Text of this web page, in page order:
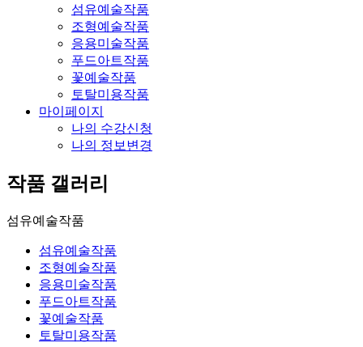
섬유예술작품
조형예술작품
응용미술작품
푸드아트작품
꽃예술작품
토탈미용작품
마이페이지
나의 수강신청
나의 정보변경
작품 갤러리
섬유예술작품
섬유예술작품
조형예술작품
응용미술작품
푸드아트작품
꽃예술작품
토탈미용작품